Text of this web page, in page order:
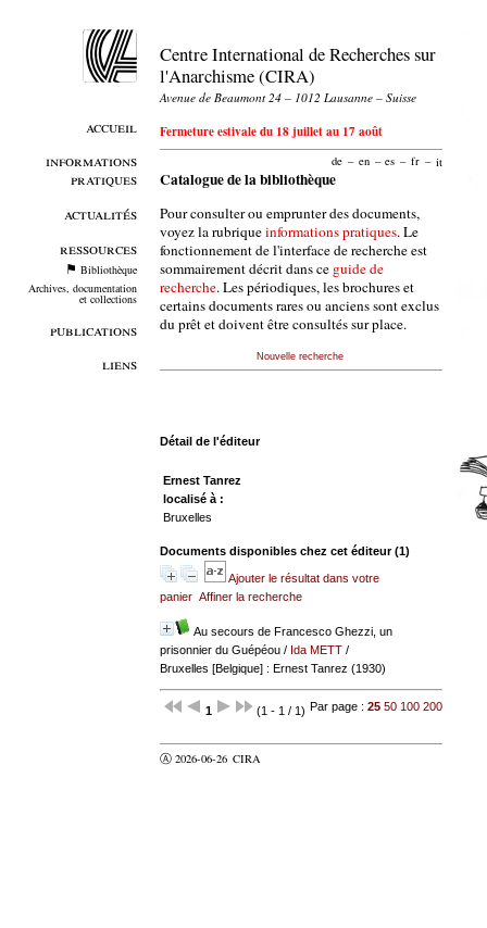
accueil
informations
pratiques
actualités
ressources
Bibliothèque
Archives, documentation
et collections
publications
liens
Centre International de Recherches sur
l'Anarchisme (CIRA)
Avenue de Beaumont 24 – 1012 Lausanne – Suisse
Fermeture estivale du 18 juillet au 17 août
de – en – es – fr – it
Catalogue de la bibliothèque
Pour consulter ou emprunter des documents,
voyez la rubriqueinformations pratiques. Le
fonctionnement de l'interface de recherche est
sommairement décrit dans ce guide de
recherche. Les périodiques, les brochures et
certains documents rares ou anciens sont exclus
du prêt et doivent être consultés sur place.
Nouvelle recherche
Détail de l'éditeur
Ernest Tanrez
localisé à :
Bruxelles
Documents disponibles chez cet éditeur (1)
Ajouter le résultat dans votre
panier Affiner la recherche
Au secours de Francesco Ghezzi, un
prisonnier du Guépéou/ Ida METT/
Bruxelles [Belgique] : Ernest Tanrez (1930)
1 (1 - 1 / 1) Par page : 25 50 100 200
Ⓐ 2026-06-26 CIRA